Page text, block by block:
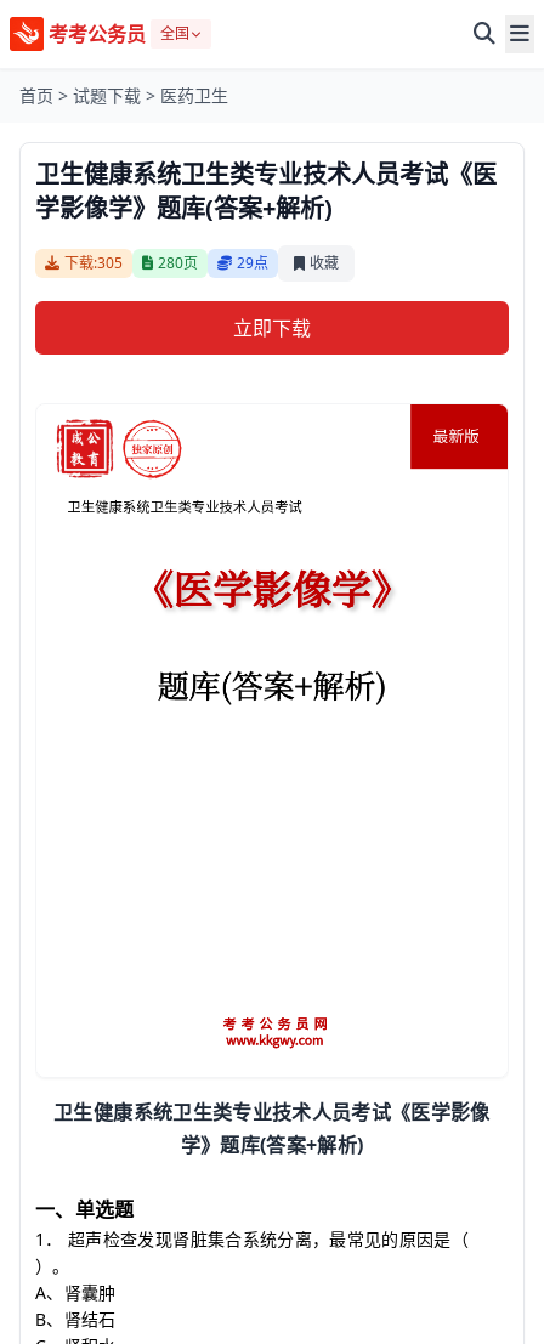
考考公务员 全国
首页 > 试题下载 > 医药卫生
卫生健康系统卫生类专业技术人员考试《医
学影像学》题库(答案+解析)
下载:305 280页 29点 收藏
立即下载
卫生健康系统卫生类专业技术人员考试《医学影像
学》题库(答案+解析)
一、单选题
1 ． 超声检查发现肾脏集合系统分离，最常见的原因是 （
）。
A、肾囊肿
B、肾结石